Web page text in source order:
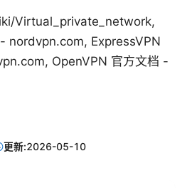
Virtual_private_network,
nordvpn.com, ExpressVPN
OpenVPN 官方文档 -
更新:2026-05-10